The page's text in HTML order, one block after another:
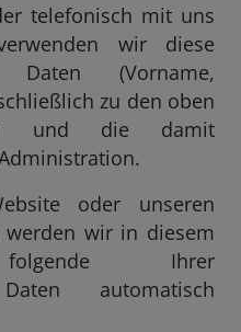
telefonisch mit uns
wir diese
Daten (Vorname,
zu den oben
und die damit
oder unseren
wir in diesem
folgende Ihrer
automatisch